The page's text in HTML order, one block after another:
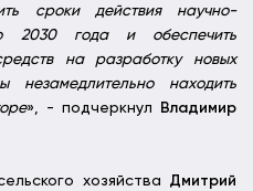
сроки действия научно-
2030 года и обеспечить
на разработку новых
незамедлительно находить
», - подчеркнул
Владимир
хозяйства Дмитрий